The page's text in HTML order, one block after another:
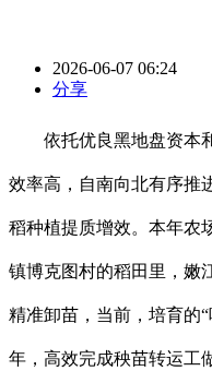
2026-06-07 06:24
分享
依托优良黑地盘资本和
效率高，自南向北有序推
稻种植提质增效。本年农
镇博克图村的稻田里，嫩
精准卸苗，当前，培育的
年，高效完成秧苗转运工